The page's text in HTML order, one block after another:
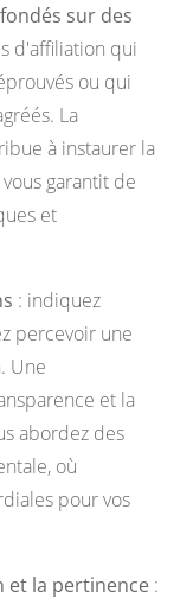
sur des
d'affiliation qui
ou qui
La
à instaurer la
garantit de
et
: indiquez
percevoir une
Une
et la
abordez des
où
pour vos
et la pertinence :